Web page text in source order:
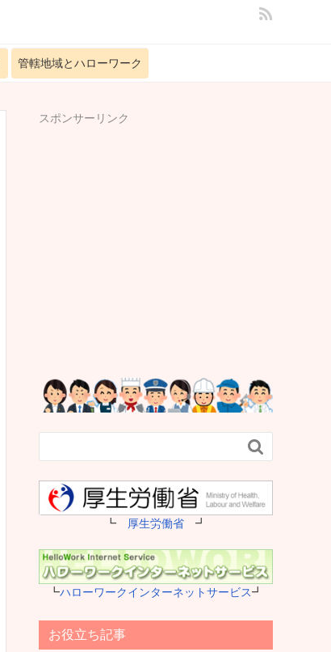
管轄地域とハローワーク
スポンサーリンク

┗ 厚生労働省 ┛
┗ハローワークインターネットサービス┛
お役立ち記事